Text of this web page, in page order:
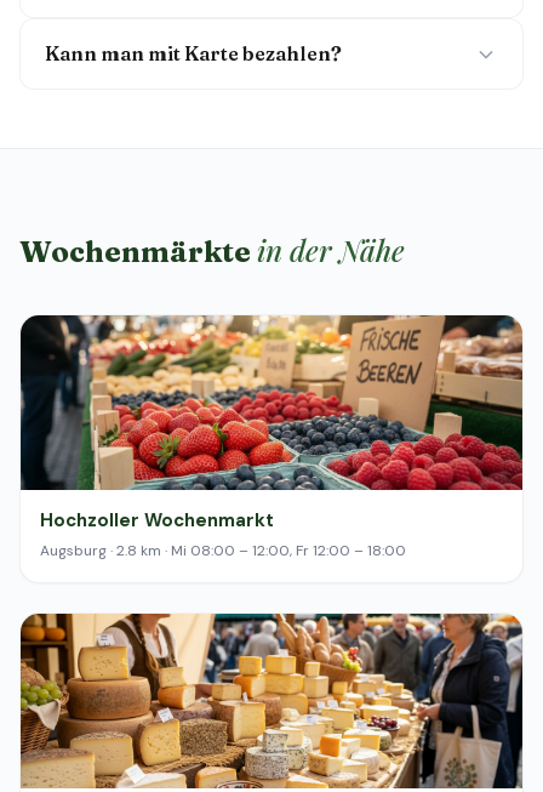
Kann man mit Karte bezahlen?
Wochenmärkte in der Nähe
Hochzoller Wochenmarkt
Augsburg · 2.8 km · Mi 08:00 – 12:00, Fr 12:00 – 18:00